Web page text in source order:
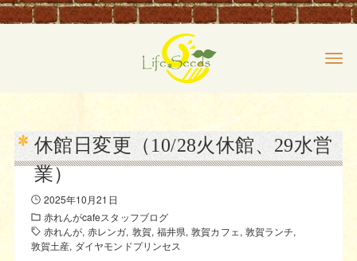
休館日変更（10/28火休館、29水営
業）
2025年10月21日
赤れんがcafeスタッフブログ
赤れんが 赤レンガ 敦賀 福井県 敦賀カフェ 敦賀ランチ
敦賀土産 ダイヤモンドプリンセス